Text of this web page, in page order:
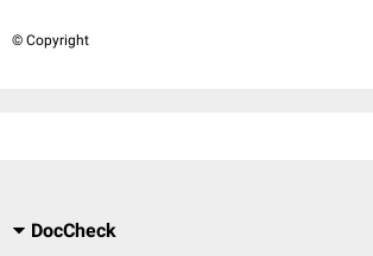
© Copyright
DocCheck